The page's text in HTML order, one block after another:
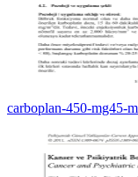
carboplan-450-mg45-